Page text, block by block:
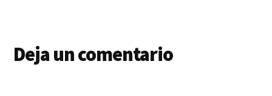
Deja un comentario